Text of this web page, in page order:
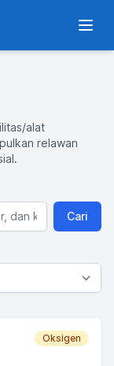
alat
relawan
Cari
Oksigen